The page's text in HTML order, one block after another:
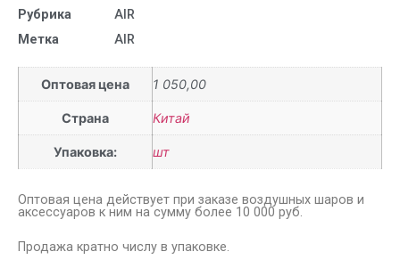
Рубрика
AIR
Метка
AIR
Оптовая цена 1 050,00
Страна Китай
Упаковка: шт
Оптовая цена действует при заказе воздушных шаров и
аксессуаров к ним на сумму более 10 000 руб.
Продажа кратно числу в упаковке.